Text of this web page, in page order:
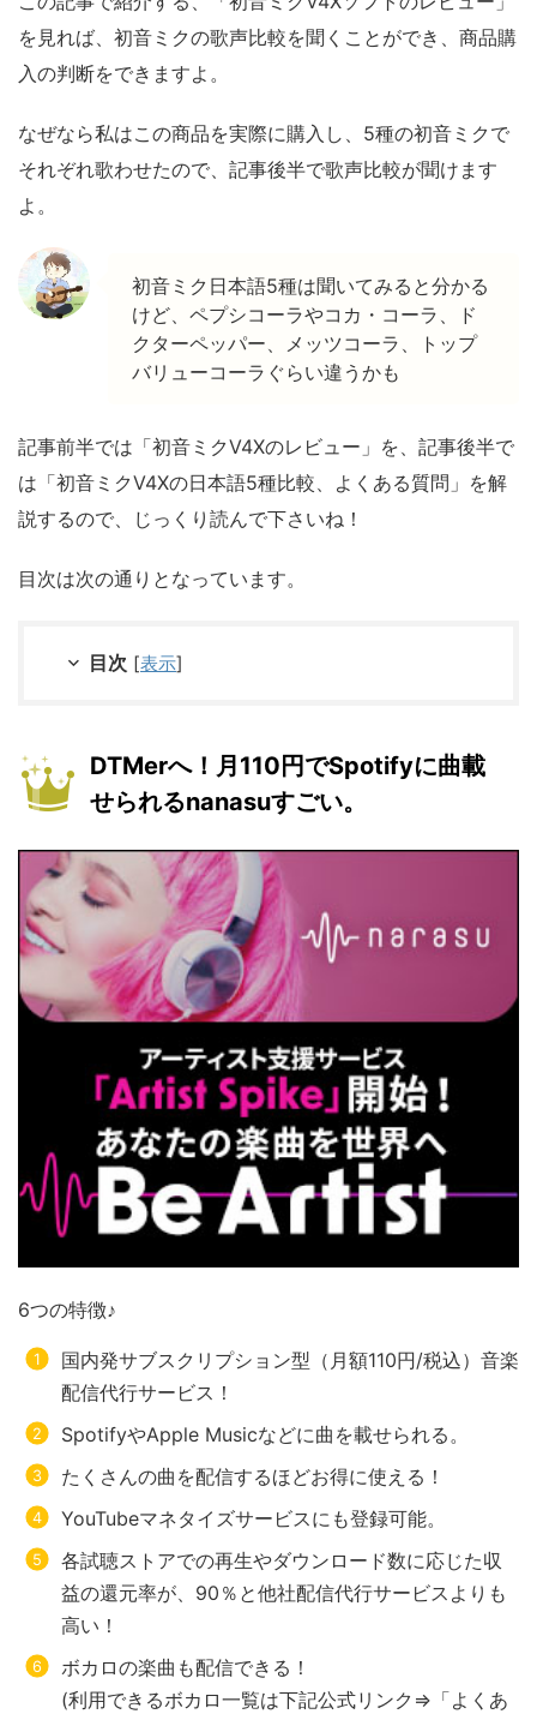
を見れば、初音ミクの歌声比較を聞くことができ、商品購
入の判断をできますよ。
なぜなら私はこの商品を実際に購入し、5種の初音ミクで
それぞれ歌わせたので、記事後半で歌声比較が聞けます
よ。
初音ミク日本語5種は聞いてみると分かる
けど、ペプシコーラやコカ・コーラ、ド
クターペッパー、メッツコーラ、トップ
バリューコーラぐらい違うかも
記事前半では「初音ミクV4Xのレビュー」を、記事後半で
は「初音ミクV4Xの日本語5種比較、よくある質問」を解
説するので、じっくり読んで下さいね！
目次は次の通りとなっています。
目次 [表示]
DTMerへ！月110円でSpotifyに曲載
せられるnanasuすごい。
6つの特徴♪
国内発サブスクリプション型（月額110円/税込）音楽
配信代行サービス！
SpotifyやApple Musicなどに曲を載せられる。
たくさんの曲を配信するほどお得に使える！
YouTubeマネタイズサービスにも登録可能。
各試聴ストアでの再生やダウンロード数に応じた収
益の還元率が、90％と他社配信代行サービスよりも
高い！
ボカロの楽曲も配信できる！
(利用できるボカロ一覧は下記公式リンク⇒「よくあ